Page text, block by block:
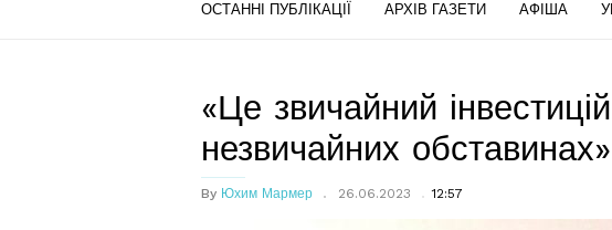
ОСТАННІ ПУБЛІКАЦІЇ АРХІВ ГАЗЕТИ АФІША
«Це звичайний
незвичайних обставинах»
By Юхим Мармер 26.06.2023 12:57